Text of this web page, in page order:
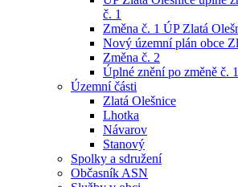
č. 1
Změna č. 1 ÚP Zlatá
Nový územní plán obce
Změna č. 2
Úplné znění po změně č.
Územní části
Zlatá Olešnice
Lhotka
Návarov
Stanový
Spolky a sdružení
Občasník ASN